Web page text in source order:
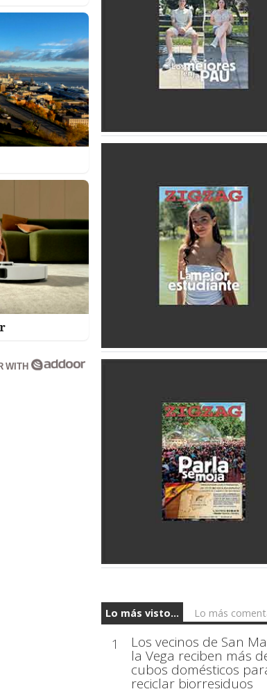
WITH
Lo más visto... Lo más
1 Los vecinos de San
la Vega reciben más
cubos domésticos
reciclar biorresiduos